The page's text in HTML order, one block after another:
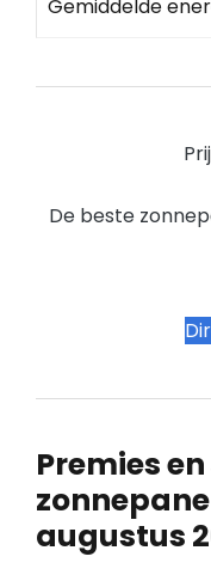
Gemiddelde
De beste
Premies
augustus